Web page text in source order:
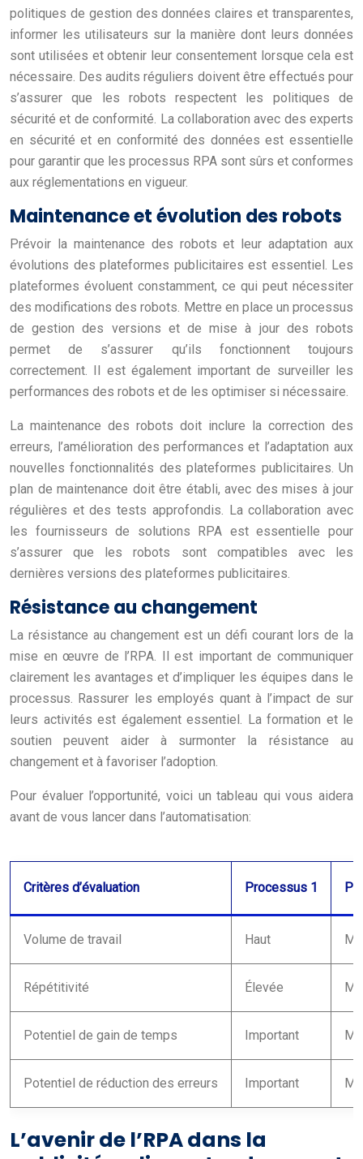
politiques de gestion des données claires et transparentes,
informer les utilisateurs sur la manière dont leurs données
sont utilisées et obtenir leur consentement lorsque cela est
nécessaire. Des audits réguliers doivent être effectués pour
s’assurer que les robots respectent les politiques de
sécurité et de conformité. La collaboration avec des experts
en sécurité et en conformité des données est essentielle
pour garantir que les processus RPA sont sûrs et conformes
aux réglementations en vigueur.
Maintenance et évolution des robots
Prévoir la maintenance des robots et leur adaptation aux
évolutions des plateformes publicitaires est essentiel. Les
plateformes évoluent constamment, ce qui peut nécessiter
des modifications des robots. Mettre en place un processus
de gestion des versions et de mise à jour des robots
permet de s’assurer qu’ils fonctionnent toujours
correctement. Il est également important de surveiller les
performances des robots et de les optimiser si nécessaire.
La maintenance des robots doit inclure la correction des
erreurs, l’amélioration des performances et l’adaptation aux
nouvelles fonctionnalités des plateformes publicitaires. Un
plan de maintenance doit être établi, avec des mises à jour
régulières et des tests approfondis. La collaboration avec
les fournisseurs de solutions RPA est essentielle pour
s’assurer que les robots sont compatibles avec les
dernières versions des plateformes publicitaires.
Résistance au changement
La résistance au changement est un défi courant lors de la
mise en œuvre de l’RPA. Il est important de communiquer
clairement les avantages et d’impliquer les équipes dans le
processus. Rassurer les employés quant à l’impact de sur
leurs activités est également essentiel. La formation et le
soutien peuvent aider à surmonter la résistance au
changement et à favoriser l’adoption.
Pour évaluer l’opportunité, voici un tableau qui vous aidera
avant de vous lancer dans l’automatisation:
Critères d’évaluation Processus 1
Volume de travail Haut
Répétitivité Élevée
Potentiel de gain de temps Important
Potentiel de réduction des erreurs Important
L’avenir de l’RPA dans la